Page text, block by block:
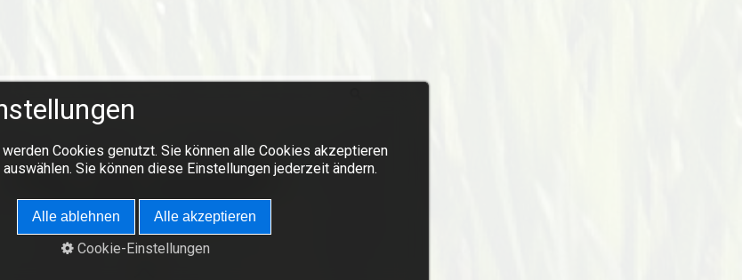
Impressum Kontakt Datenschutzerklärung
© 2026 Gerhard Töfferl GmbH
Cookies genutzt. Sie können alle Cookies akzeptieren
Sie können diese Einstellungen jederzeit ändern.
Alle ablehnen Alle akzeptieren
Cookie-Einstellungen